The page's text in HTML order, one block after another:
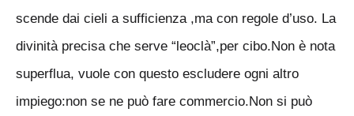
scende dai cieli a sufficienza ,ma con regole d’uso. La
divinità precisa che serve “leoclà”,per cibo.Non è nota
superflua, vuole con questo escludere ogni altro
impiego:non se ne può fare commercio.Non si può